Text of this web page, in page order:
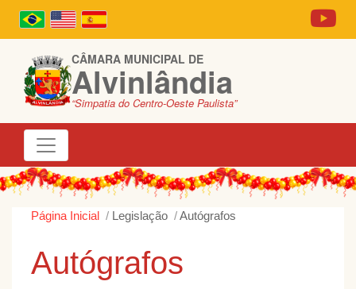
CÂMARA MUNICIPAL DE
Alvinlândia
“Simpatia do Centro-Oeste Paulista”
Página Inicial Legislação Autógrafos
Autógrafos